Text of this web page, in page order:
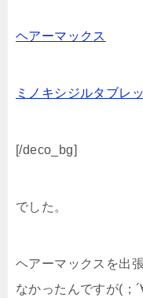
ヘアーマックス
ミノキシジルタブレ
[/deco_bg]
でした。
ヘアーマックスを出
なかったんですが(；